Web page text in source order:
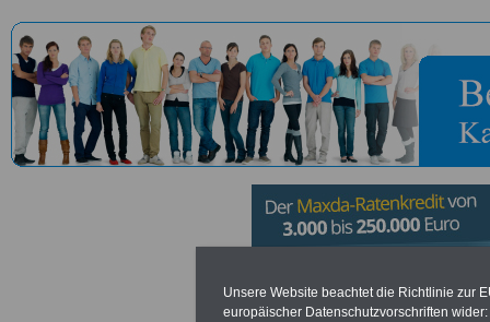
Diakonie
Unsere Website beachtet die Richtlinie zur
europäischer Datenschutzvorschriften